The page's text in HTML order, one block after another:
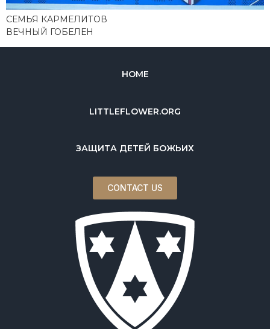
СЕМЬЯ КАРМЕЛИТОВ
ВЕЧНЫЙ ГОБЕЛЕН
HOME
LITTLEFLOWER.ORG
ЗАЩИТА ДЕТЕЙ БОЖЬИХ
CONTACT US